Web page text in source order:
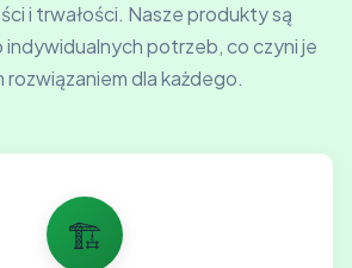
i trwałości. Nasze produkty są
potrzeb, co czyni je
rozwiązaniem dla każdego.
🏗️